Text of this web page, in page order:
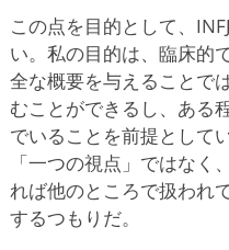
この点を目的として、
い。私の目的は、臨床的
全な概要を与えることで
むことができるし、ある
でいることを前提として
「一つの視点」ではなく、
れば他のところで扱われ
するつもりだ。